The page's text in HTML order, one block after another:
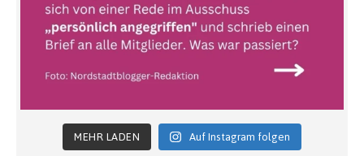
MEHR LADEN Auf Instagram folgen